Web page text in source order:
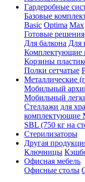
Гардеробные
Базовые
Basic Optima Max
Готовые решения
Для балкона Для
Комплектующие
Корзины
Полки сетчатые
Металлические
Мобильный
Мобильный
Стеллажи для
комплектующие
SBL (750 кг на
Стерилизаторы
Другая
Ключницы
Офисная мебель
Офисные столы